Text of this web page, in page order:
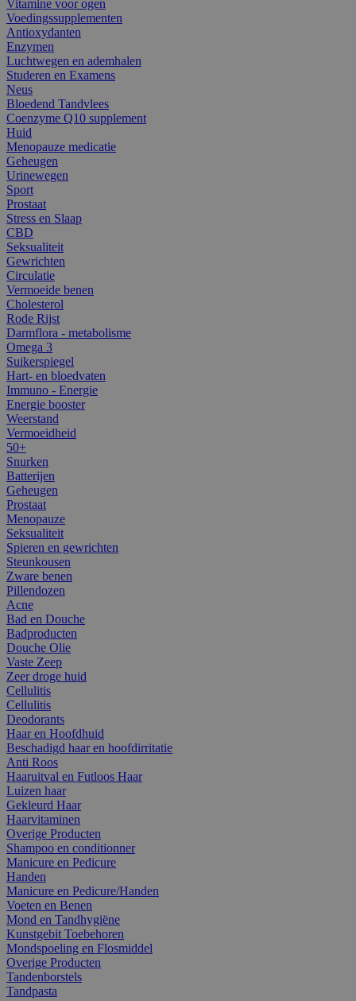
Vitamine voor ogen
Voedingssupplementen
Antioxydanten
Enzymen
Luchtwegen en ademhalen
Studeren en Examens
Neus
Bloedend Tandvlees
Coenzyme Q10 supplement
Huid
Menopauze medicatie
Geheugen
Urinewegen
Sport
Prostaat
Stress en Slaap
CBD
Seksualiteit
Gewrichten
Circulatie
Vermoeide benen
Cholesterol
Rode Rijst
Darmflora - metabolisme
Omega 3
Suikerspiegel
Hart- en bloedvaten
Immuno - Energie
Energie booster
Weerstand
Vermoeidheid
50+
Snurken
Batterijen
Geheugen
Prostaat
Menopauze
Seksualiteit
Spieren en gewrichten
Steunkousen
Zware benen
Pillendozen
Acne
Bad en Douche
Badproducten
Douche Olie
Vaste Zeep
Zeer droge huid
Cellulitis
Cellulitis
Deodorants
Haar en Hoofdhuid
Beschadigd haar en hoofdirritatie
Anti Roos
Haaruitval en Futloos Haar
Luizen haar
Gekleurd Haar
Haarvitaminen
Overige Producten
Shampoo en conditionner
Manicure en Pedicure
Handen
Manicure en Pedicure/Handen
Voeten en Benen
Mond en Tandhygiëne
Kunstgebit Toebehoren
Mondspoeling en Flosmiddel
Overige Producten
Tandenborstels
Tandpasta